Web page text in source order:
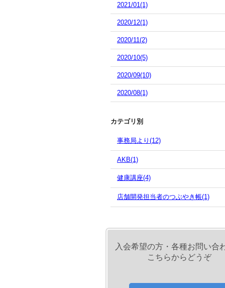
2021/01(1)
2020/12(1)
2020/11(2)
2020/10(5)
2020/09(10)
2020/08(1)
カテゴリ別
事務局より(12)
AKB(1)
健康講座(4)
店舗開発担当者のつぶやき帳(1)
入会希望の方・各種お問い合
こちらからどうぞ